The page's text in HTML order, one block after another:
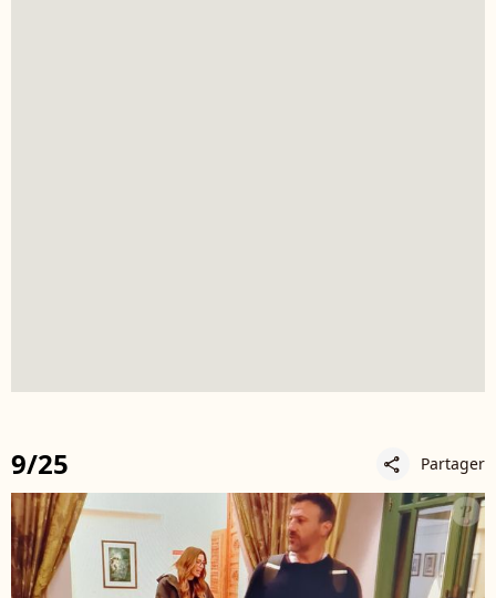
9/25 share Partager